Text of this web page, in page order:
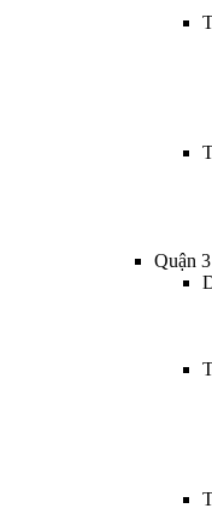
Quận 3